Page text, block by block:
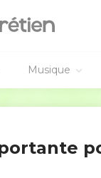
Musique